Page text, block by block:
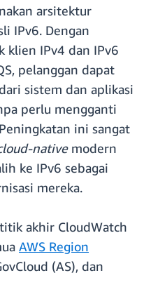
arsitektur
IPv6. Dengan
klien IPv4 dan IPv6
pelanggan dapat
sistem dan aplikasi
perlu mengganti
ini sangat
nativemodern
ke IPv6 sebagai
mereka.
akhir CloudWatch
AWS Region
(AS), dan